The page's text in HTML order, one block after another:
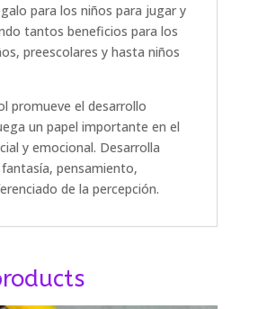
para los niños para jugar y
tantos beneficios para los
preescolares y hasta niños
promueve el desarrollo
un papel importante en el
y emocional. Desarrolla
pensamiento,
de la percepción.